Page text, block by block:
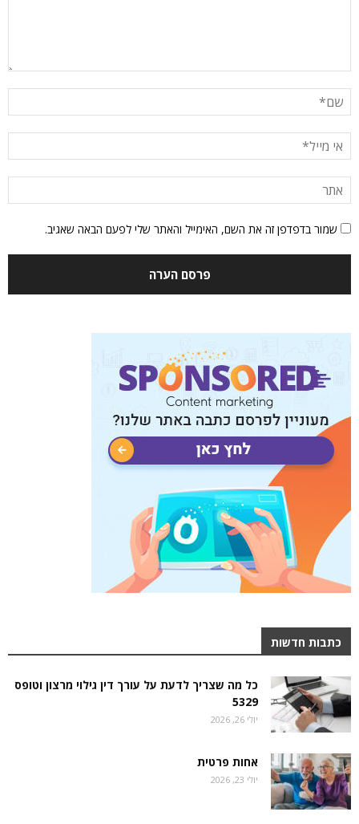
שמור בדפדפן זה את השם, האימייל והאתר שלי לפעם הבאה שאגיב.
כתבות חדשות
כל מה שצריך לדעת על עורך דין גילוי מרצון וטופס
5329
יולי 26, 2026
אחות פרטית
יולי 23, 2026